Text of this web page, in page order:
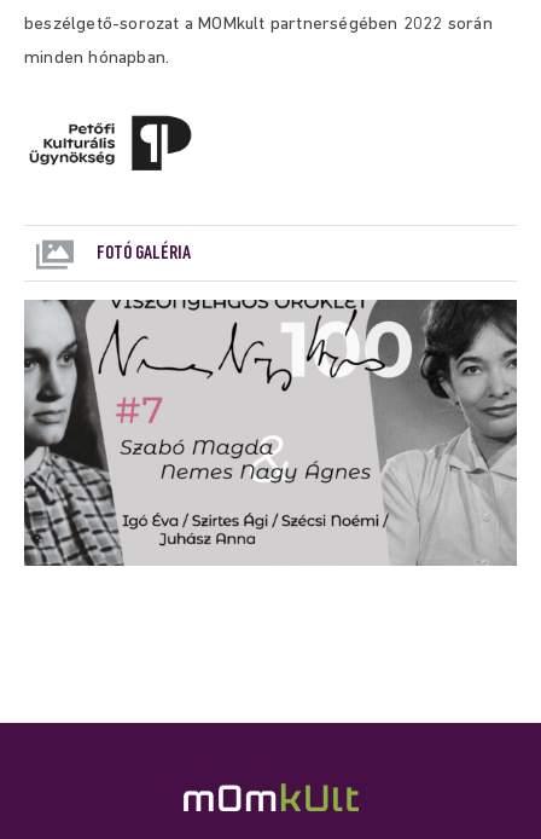
beszélgető-sorozat a MOMkult partnerségében 2022 során
minden hónapban.
FOTÓ GALÉRIA